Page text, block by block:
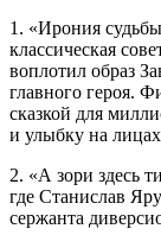
1. «Ирония
классическая
воплотил образ
главного героя.
сказкой для
и улыбку на
2. «А зори здесь
где Станислав
сержанта